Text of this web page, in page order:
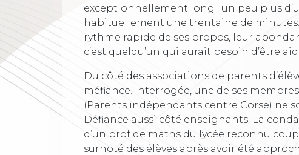
exceptionnellement long : un peu plus
habituellement une trentaine de minutes.
rythme rapide de ses propos, leur
c’est quelqu’un qui aurait besoin d’être
Du côté des associations de parents
méfiance. Interrogée, une de ses
(Parents indépendants centre Corse) ne
Défiance aussi côté enseignants. La
d’un prof de maths du lycée reconnu
surnoté des élèves après avoir été